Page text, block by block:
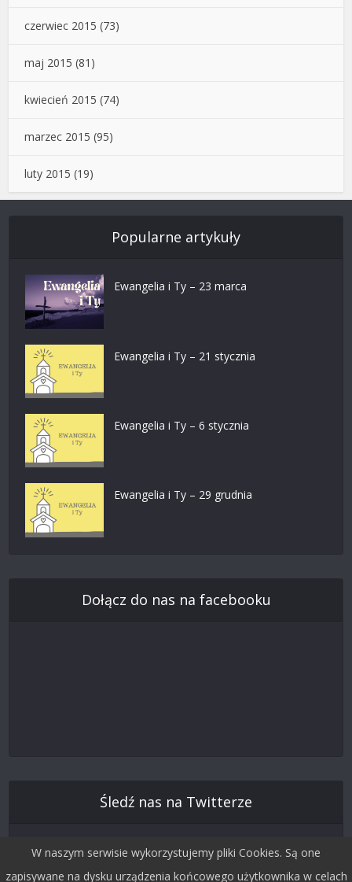
czerwiec 2015 (73)
maj 2015 (81)
kwiecień 2015 (74)
marzec 2015 (95)
luty 2015 (19)
Popularne artykuły
Ewangelia i Ty – 23 marca
Ewangelia i Ty – 21 stycznia
Ewangelia i Ty – 6 stycznia
Ewangelia i Ty – 29 grudnia
Dołącz do nas na facebooku
Śledź nas na Twitterze
W naszym serwisie wykorzystujemy pliki Cookies. Są one
zapisywane na dysku urządzenia końcowego użytkownika w celach